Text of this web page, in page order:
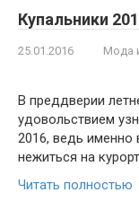
Купальники
25.01.2016 Мода
В преддверии
удовольствием
2016, ведь именно
нежиться на
Читать полностью